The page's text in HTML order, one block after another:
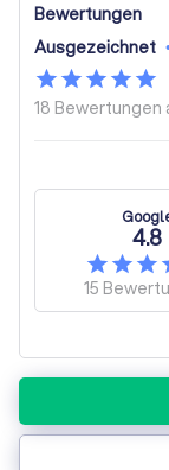
Bewertungen
Ausgezeichnet
18 Bewertungen
4.8
15